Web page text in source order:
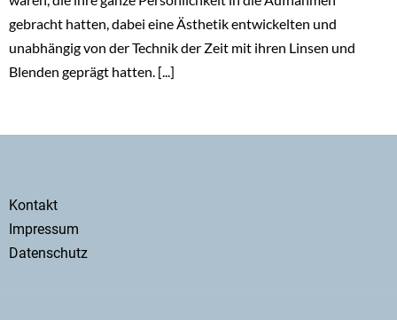
gebracht hatten, dabei eine Ästhetik entwickelten und
unabhängig von der Technik der Zeit mit ihren Linsen und
Blenden geprägt hatten. [...]
Secondary
menu
Kontakt
Impressum
Datenschutz